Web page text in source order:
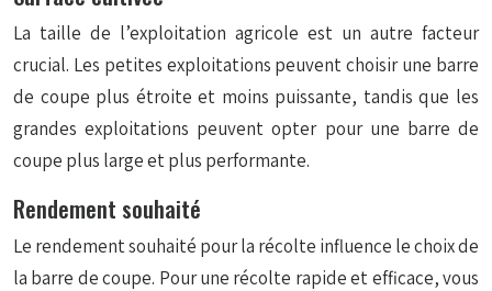
La taille de l’exploitation agricole est un autre facteur
crucial. Les petites exploitations peuvent choisir une barre
de coupe plus étroite et moins puissante, tandis que les
grandes exploitations peuvent opter pour une barre de
coupe plus large et plus performante.
Rendement souhaité
Le rendement souhaité pour la récolte influence le choix de
la barre de coupe. Pour une récolte rapide et efficace, vous